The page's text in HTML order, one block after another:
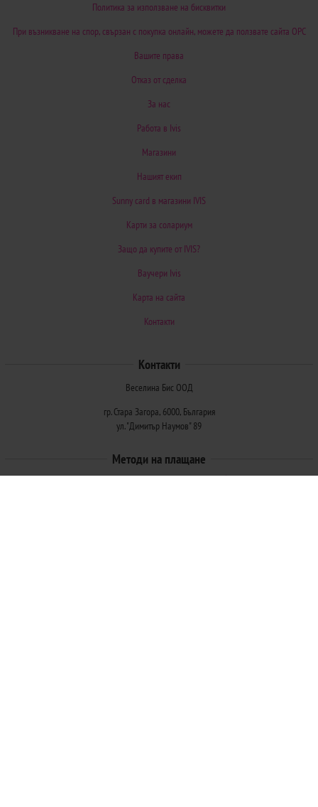
Политика за използване на бисквитки
При възникване на спор, свързан с покупка онлайн, можете да ползвате сайта ОРС
Вашите права
Отказ от сделка
За нас
Работа в Ivis
Магазини
Нашият екип
Sunny card в магазини IVIS
Карти за солариум
Защо да купите от IVIS?
Ваучери Ivis
Карта на сайта
Контакти
Контакти
Веселина Бис ООД
гр. Стара Загора, 6000, България
ул. "Димитър Наумов" 89
Методи на плащане